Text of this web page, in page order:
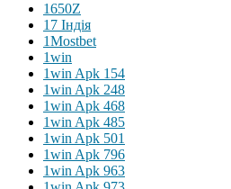
1650Z
17 Індія
1Mostbet
1win
1win Apk 154
1win Apk 248
1win Apk 468
1win Apk 485
1win Apk 501
1win Apk 796
1win Apk 963